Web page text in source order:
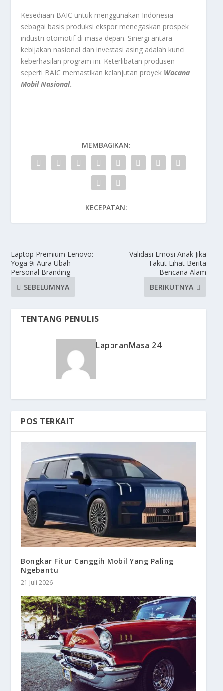
Kesediaan BAIC untuk menggunakan Indonesia
sebagai basis produksi ekspor menegaskan prospek
industri otomotif di masa depan. Sinergi antara
kebijakan nasional dan investasi asing adalah kunci
keberhasilan program ini. Keterlibatan produsen
seperti BAIC memastikan kelanjutan proyek Wacana
Mobil Nasional.
MEMBAGIKAN:
KECEPATAN:
Laptop Premium Lenovo:
Yoga 9i Aura Ubah
Personal Branding
SEBELUMNYA
Validasi Emosi Anak Jika
Takut Lihat Berita
Bencana Alam
BERIKUTNYA
TENTANG PENULIS
LaporanMasa 24
POS TERKAIT
Bongkar Fitur Canggih Mobil Yang Paling
Ngebantu
21 Juli 2026